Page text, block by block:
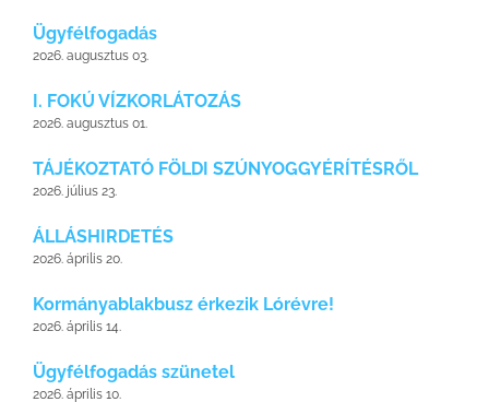
Ügyfélfogadás
2026. augusztus 03.
I. FOKÚ VÍZKORLÁTOZÁS
2026. augusztus 01.
TÁJÉKOZTATÓ FÖLDI SZÚNYOGGYÉRÍTÉSRŐL
2026. július 23.
ÁLLÁSHIRDETÉS
2026. április 20.
Kormányablakbusz érkezik Lórévre!
2026. április 14.
Ügyfélfogadás szünetel
2026. április 10.